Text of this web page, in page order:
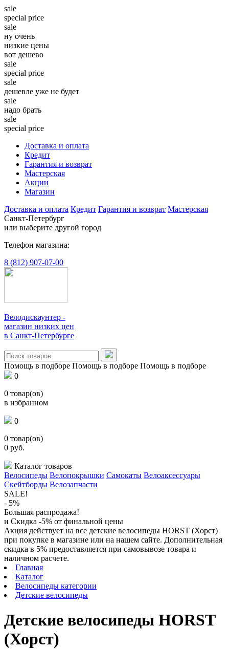
sale
special price
sale
ну очень
низкие цены
вот дешево
sale
special price
sale
дешевле уже не будет
sale
надо брать
sale
special price
Доставка и оплата
Кредит
Гарантия и возврат
Мастерская
Акции
Магазин
Доставка и оплата Кредит Гарантия и возврат Мастерская
Санкт-Петербург
или выберите другой город
Телефон магазина:
8 (812) 907-07-00
Велодискаунтер -
магазин низких цен
в Санкт-Петербурге
Помощь в подборе Помощь в подборе Помощь в подборе
0
0 товар(ов)
в избранном
0
0 товар(ов)
0 руб.
Каталог товаров
Велосипеды Велопокрышки Самокаты Велоаксессуары
Скейтборды Велозапчасти
SALE!
- 5%
Большая распродажа!
и Скидка -5% от финальной цены
Акция действует на все детские велосипеды HORST (Хорст)
при покупке в магазине или на нашем сайте. Дополнительная
скидка в 5% предоставляется при самовывозе товара и
наличном расчете.
Главная
Каталог
Велосипеды категории
Детские велосипеды
Детские велосипеды HORST
(Хорст)